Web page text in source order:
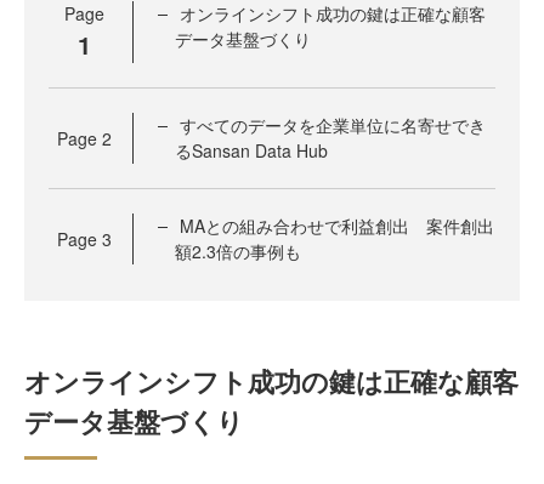
Page
1
オンラインシフト成功の鍵は正確な顧客
データ基盤づくり
Page 2
すべてのデータを企業単位に名寄せでき
るSansan Data Hub
Page 3
MAとの組み合わせで利益創出 案件創出
額2.3倍の事例も
オンラインシフト成功の鍵は正確な顧客
データ基盤づくり